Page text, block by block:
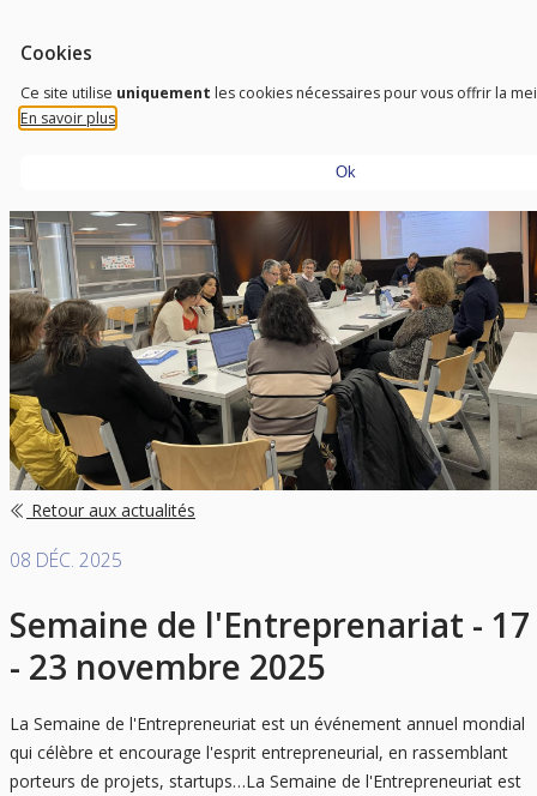
Don’t need sight, just need a vision
Retour aux actualités
08 DÉC. 2025
Semaine de l'Entreprenariat - 17
- 23 novembre 2025
La Semaine de l'Entrepreneuriat est un événement annuel mondial
qui célèbre et encourage l'esprit entrepreneurial, en rassemblant
porteurs de projets, startups…La Semaine de l'Entrepreneuriat est
Cookies
Ce site utilise uniquement les cookies nécessaires pour vous offrir la
En savoir plus
Ok